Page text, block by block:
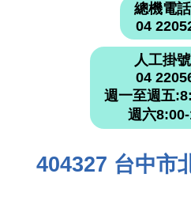
總機電
04
人工掛
04
週一至週五
週六
404327 台中市